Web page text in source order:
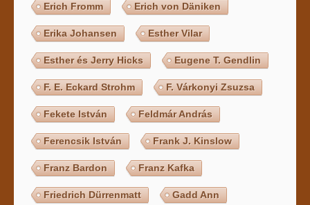
Erich Fromm Erich von Däniken
Erika Johansen Esther Vilar
Esther és Jerry Hicks Eugene T. Gendlin
F. E. Eckard Strohm F. Várkonyi Zsuzsa
Fekete István Feldmár András
Ferencsik István Frank J. Kinslow
Franz Bardon Franz Kafka
Friedrich Dürrenmatt Gadd Ann